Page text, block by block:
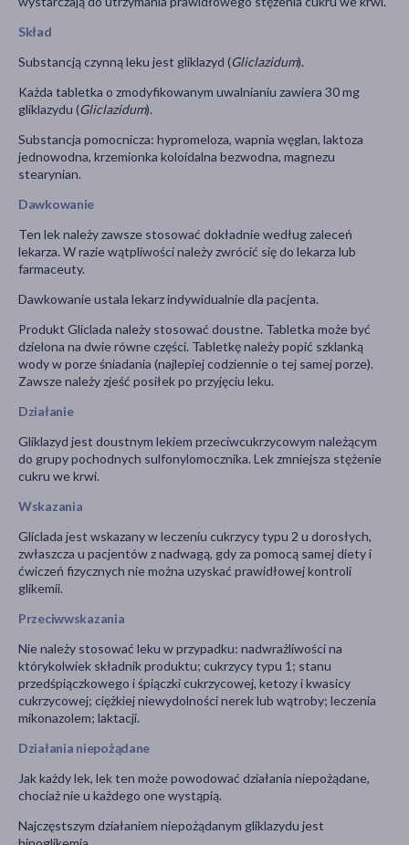
Skład
Substancją czynną leku jest gliklazyd (Gliclazidum).
Każda tabletka o zmodyfikowanym uwalnianiu zawiera 30 mg
gliklazydu (Gliclazidum).
Substancja pomocnicza: hypromeloza, wapnia węglan, laktoza
jednowodna, krzemionka koloidalna bezwodna, magnezu
stearynian.
Dawkowanie
Ten lek należy zawsze stosować dokładnie według zaleceń
lekarza. W razie wątpliwości należy zwrócić się do lekarza lub
farmaceuty.
Dawkowanie ustala lekarz indywidualnie dla pacjenta.
Produkt Gliclada należy stosować doustne. Tabletka może być
dzielona na dwie równe części. Tabletkę należy popić szklanką
wody w porze śniadania (najlepiej codziennie o tej samej porze).
Zawsze należy zjeść posiłek po przyjęciu leku.
Działanie
Gliklazyd jest doustnym lekiem przeciwcukrzycowym należącym
do grupy pochodnych sulfonylomocznika. Lek zmniejsza stężenie
cukru we krwi.
Wskazania
Gliclada jest wskazany w leczeniu cukrzycy typu 2 u dorosłych,
zwłaszcza u pacjentów z nadwagą, gdy za pomocą samej diety i
ćwiczeń fizycznych nie można uzyskać prawidłowej kontroli
glikemii.
Przeciwwskazania
Nie należy stosować leku w przypadku: nadwrażliwości na
którykolwiek składnik produktu; cukrzycy typu 1; stanu
przedśpiączkowego i śpiączki cukrzycowej, ketozy i kwasicy
cukrzycowej; ciężkiej niewydolności nerek lub wątroby; leczenia
mikonazolem; laktacji.
Działania niepożądane
Jak każdy lek, lek ten może powodować działania niepożądane,
chociaż nie u każdego one wystąpią.
Najczęstszym działaniem niepożądanym gliklazydu jest